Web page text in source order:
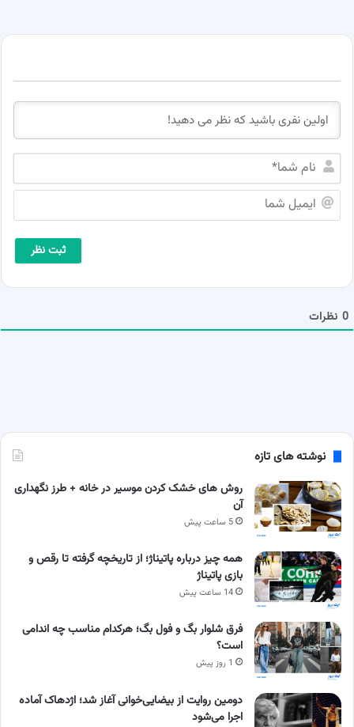
م
م
م
0 نظرات
نوشته های تازه
روش های خشک کردن موسیر در خانه + طرز نگهداری
آن
5 ساعت پیش
همه چیز درباره پاتیناژ؛ از تاریخچه گرفته تا رقص و
بازی پاتیناژ
14 ساعت پیش
فرق شلوار بگ و فول بگ؛ هرکدام مناسب چه اندامی
است؟
1 روز پیش
دومین روایت از بیضایی‌خوانی آغاز شد؛ اژدهاک آماده
اجرا می‌شود